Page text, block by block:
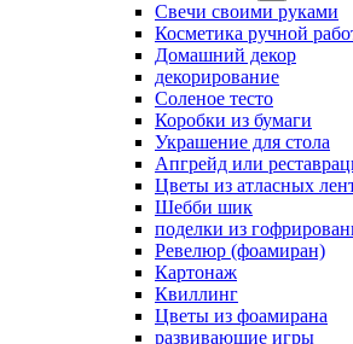
Свечи своими руками
Косметика ручной
Домашний декор
декорирование
Соленое тесто
Коробки из бумаги
Украшение для стола
Апгрейд или
Цветы из атласных
Шебби шик
поделки из
Ревелюр (фоамиран)
Картонаж
Квиллинг
Цветы из фоамирана
развивающие игры